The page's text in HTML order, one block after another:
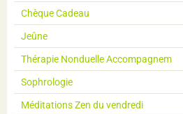
Chèque Cadeau
Jeûne
Thérapie Nonduelle Accompagnem
Sophrologie
Méditations Zen du vendredi